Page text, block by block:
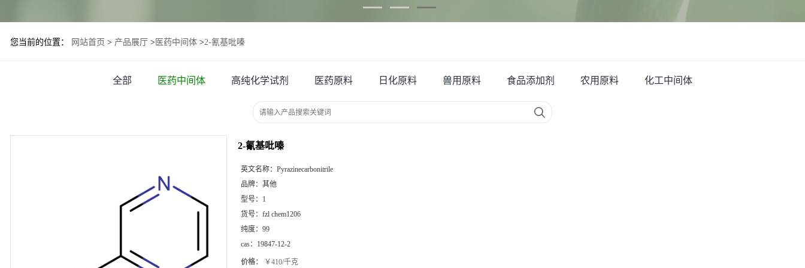
您当前的位置： 网站首页 > 产品展厅 > 医药中间体 >2-氰基吡嗪
全部 医药中间体 高纯化学试剂 医药原料 日化原料 兽用原料 食品添加剂 农用原料 化工中间体
2-氰基吡嗪
英文名称： Pyrazinecarbonitrile
品牌： 其他
型号： 1
货号： fzl chem1206
纯度： 99
cas： 19847-12-2
价格： ￥410/千克